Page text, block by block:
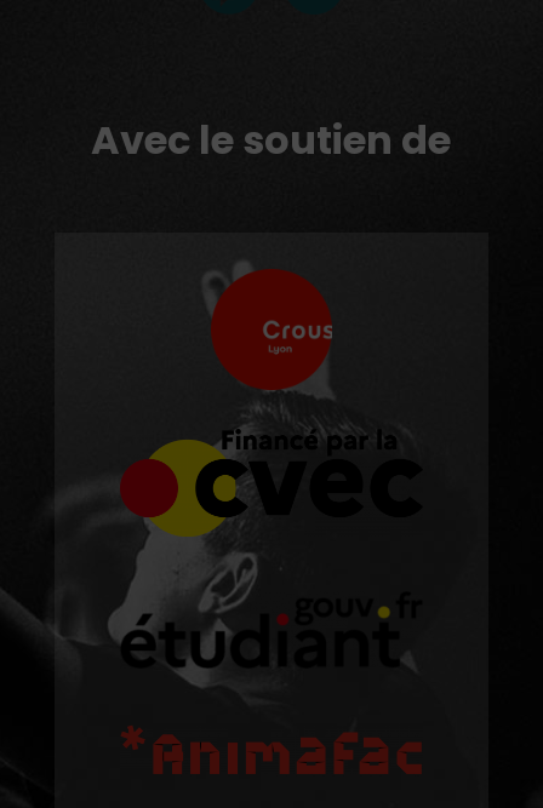
Avec le soutien de